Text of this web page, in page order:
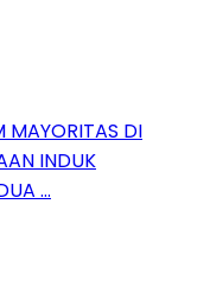
MAYORITAS DI
INDUK
…